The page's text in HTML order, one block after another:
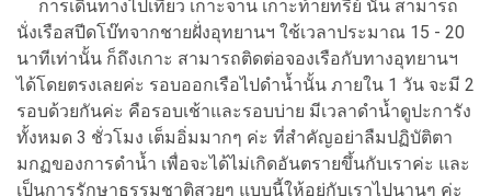
การเดินทางไปเที่ยว เกาะจาน เกาะท้ายทรีย์ นั้น สามารถ
นั่งเรือสปีดโบ๊ทจากชายฝั่งอุทยานฯ ใช้เวลาประมาณ 15 - 20
นาทีเท่านั้น ก็ถึงเกาะ สามารถติดต่อจองเรือกับทางอุทยานฯ
ได้โดยตรงเลยค่ะ รอบออกเรือไปดำน้ำนั้น ภายใน 1 วัน จะมี 2
รอบด้วยกันค่ะ คือรอบเช้าและรอบบ่าย มีเวลาดำน้ำดูปะการัง
ทั้งหมด 3 ชั่วโมง เต็มอิ่มมากๆ ค่ะ ที่สำคัญอย่าลืมปฏิบัติตา
มกฏของการดำน้ำ เพื่อจะได้ไม่เกิดอันตรายขึ้นกับเราค่ะ และ
เป็นการรักษาธรรมชาติสวยๆ แบบนี้ให้อยู่กับเราไปนานๆ ค่ะ